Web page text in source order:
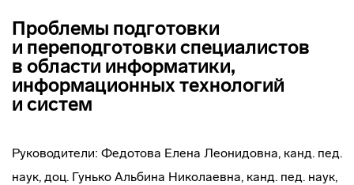
Проблемы подготовки
и переподготовки специалистов
в области информатики,
информационных технологий
и систем
Руководители: Федотова Елена Леонидовна, канд. пед.
наук, доц. Гунько Альбина Николаевна, канд. пед. наук,